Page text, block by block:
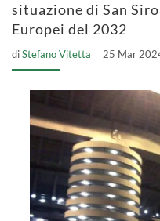
situazione di San
Europei del 2032
diStefano Vitetta 25 Mar